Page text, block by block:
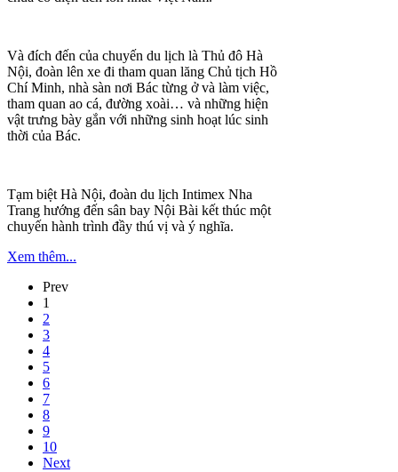
Và đích đến của chuyến du lịch là Thủ đô Hà
Nội, đoàn lên xe đi tham quan lăng Chủ tịch Hồ
Chí Minh, nhà sàn nơi Bác từng ở và làm việc,
tham quan ao cá, đường xoài… và những hiện
vật trưng bày gắn với những sinh hoạt lúc sinh
thời của Bác.
Tạm biệt Hà Nội, đoàn du lịch Intimex Nha
Trang hướng đến sân bay Nội Bài kết thúc một
chuyến hành trình đầy thú vị và ý nghĩa.
Xem thêm...
Prev
1
2
3
4
5
6
7
8
9
10
Next